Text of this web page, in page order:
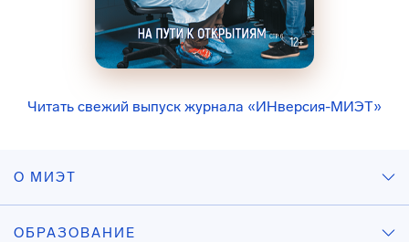
Читать свежий выпуск журнала «ИНверсия-МИЭТ»
О МИЭТ
ОБРАЗОВАНИЕ